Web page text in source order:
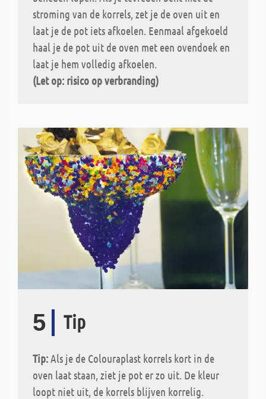
stroming van de korrels, zet je de oven uit en
laat je de pot iets afkoelen. Eenmaal afgekoeld
haal je de pot uit de oven met een ovendoek en
laat je hem volledig afkoelen.
(Let op: risico op verbranding)
5 Tip
Tip:Als je de Colouraplast korrels kort in de
oven laat staan, ziet je pot er zo uit. De kleur
loopt niet uit, de korrels blijven korrelig.